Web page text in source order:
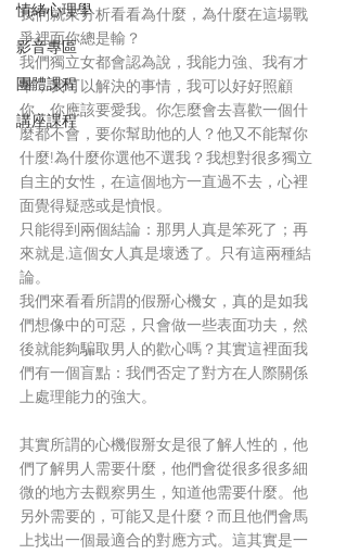
情緒心理學
影音專區
團體課程
講座課程
我們就來分析看看為什麼，為什麼在這場戰
爭裡面你總是輸？
我們獨立女都會認為說，我能力強、我有才
華，我可以解決的事情，我可以好好照顧
你，你應該要愛我。你怎麼會去喜歡一個什
麼都不會，要你幫助他的人？他又不能幫你
什麼!為什麼你選他不選我？我想對很多獨立
自主的女性，在這個地方一直過不去，心裡
面覺得疑惑或是憤恨。
只能得到兩個結論：那男人真是笨死了；再
來就是,這個女人真是壞透了。只有這兩種結
論。
我們來看看所謂的假掰心機女，真的是如我
們想像中的可惡，只會做一些表面功夫，然
後就能夠騙取男人的歡心嗎？其實這裡面我
們有一個盲點：我們否定了對方在人際關係
上處理能力的強大。
其實所謂的心機假掰女是很了解人性的，他
們了解男人需要什麼，他們會從很多很多細
微的地方去觀察男生，知道他需要什麼。他
另外需要的，可能又是什麼？而且他們會馬
上找出一個最適合的對應方式。這其實是一